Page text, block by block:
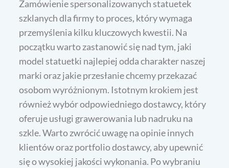
Zamówienie spersonalizowanych statuetek
szklanych dla firmy to proces, który wymaga
przemyślenia kilku kluczowych kwestii. Na
początku warto zastanowić się nad tym, jaki
model statuetki najlepiej odda charakter naszej
marki oraz jakie przesłanie chcemy przekazać
osobom wyróżnionym. Istotnym krokiem jest
również wybór odpowiedniego dostawcy, który
oferuje usługi grawerowania lub nadruku na
szkle. Warto zwrócić uwagę na opinie innych
klientów oraz portfolio dostawcy, aby upewnić
się o wysokiej jakości wykonania. Po wybraniu